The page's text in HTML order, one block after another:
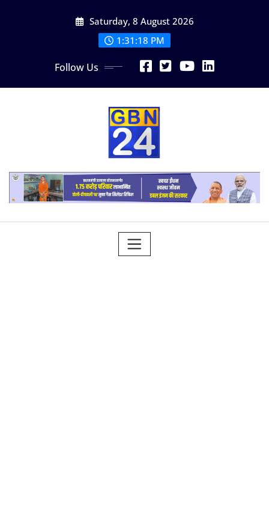
Saturday, 8 August 2026
1:31:20 PM
Follow Us